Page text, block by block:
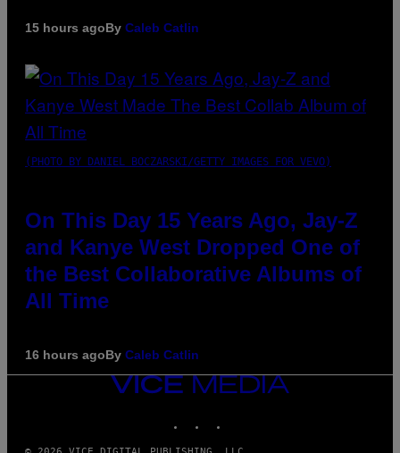
15 hours agoBy Caleb Catlin
(PHOTO BY DANIEL BOCZARSKI/GETTY IMAGES FOR VEVO)
On This Day 15 Years Ago, Jay-Z
and Kanye West Dropped One of
the Best Collaborative Albums of
All Time
16 hours agoBy Caleb Catlin
VICE
MEDIA